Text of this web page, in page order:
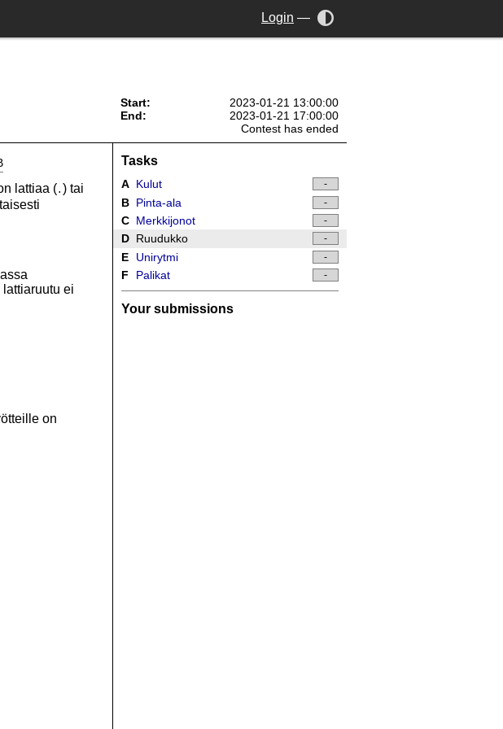
Login —
Start:
2023-01-21 13:00:00
End:
2023-01-21 17:00:00
Contest has ended
lattiaa (. ) tai
ei
on
Tasks
A Kulut -
B Pinta-ala -
C Merkkijonot -
D Ruudukko -
E Unirytmi -
F Palikat -
Your submissions